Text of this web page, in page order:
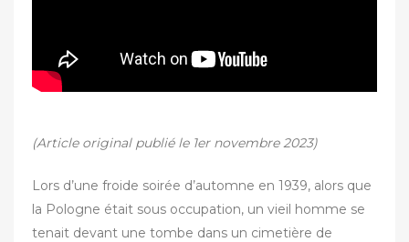
(Article original publié le 1er novembre 2023)
Lors d’une froide soirée d’automne en 1939, alors que
la Pologne était sous occupation, un vieil homme se
tenait devant une tombe dans un cimetière de